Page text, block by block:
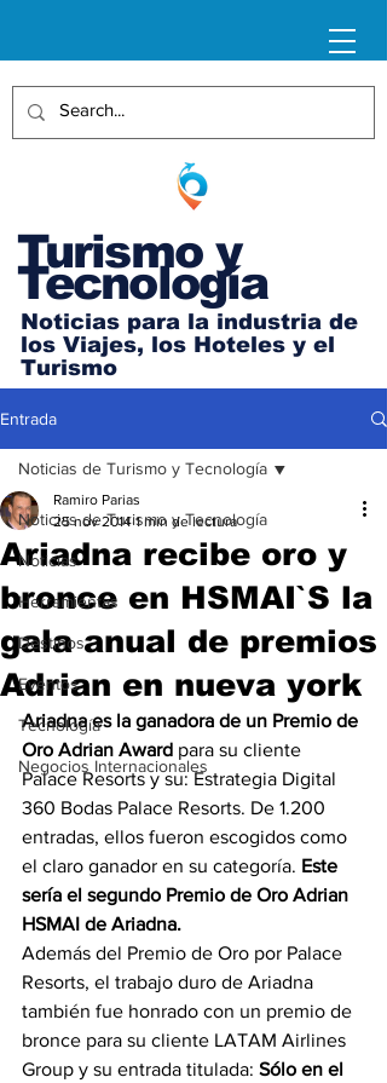
Turismo y
Tecnología
Noticias para la industria de
los Viajes, los Hoteles y el
Turismo
Entrada
Noticias de Turismo y Tecnología
Noticias
Herramientas
Destinos
Eventos
Tecnología
Negocios Internacionales
Noticias de Turismo y Tecnología
Ariadna recibe oro y
bronce en HSMAI`S la
gala anual de premios
Adrian en nueva york
Ramiro Parias
25 nov 2014 1 min de lectura
Ariadna es la ganadora de un Premio de
Oro Adrian Award para su cliente
Palace Resorts y su: Estrategia Digital
360 Bodas Palace Resorts. De 1.200
entradas, ellos fueron escogidos como
el claro ganador en su categoría. Este
sería el segundo Premio de Oro Adrian
HSMAI de Ariadna.
Además del Premio de Oro por Palace
Resorts, el trabajo duro de Ariadna
también fue honrado con un premio de
bronce para su cliente LATAM Airlines
Group y su entrada titulada: Sólo en el